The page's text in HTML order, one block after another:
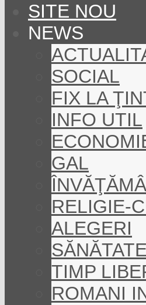
SITE NOU
NEWS
SOCIAL
FIX LA
INFO UTIL
GAL
RELIGIE-
ALEGERI
SĂNĂTATE
TIMP
ROMANI